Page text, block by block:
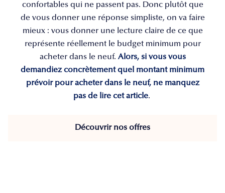
confortables qui ne passent pas. Donc plutôt que
de vous donner une réponse simpliste, on va faire
mieux : vous donner une lecture claire de ce que
représente réellement le budget minimum pour
acheter dans le neuf. Alors, si vous vous
demandiez concrètement quel montant minimum
prévoir pour acheter dans le neuf, ne manquez
pas de lire cet article.
Découvrir nos offres